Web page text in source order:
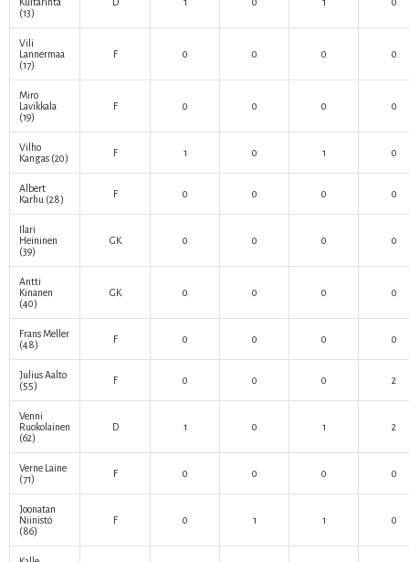
(13)
Vili
Lannermaa
(17)
F 0 0 0 0
Miro
Lavikkala
(19)
F 0 0 0 0
Vilho
Kangas (20) F 1 0 1 0
Albert
Karhu (28) F 0 0 0 0
Ilari
Heininen
(39)
GK 0 0 0 0
Antti
Kinanen
(40)
GK 0 0 0 0
Frans Meller
(48)
F 0 0 0 0
Julius Aalto
(55)
F 0 0 0 2
Venni
Ruokolainen
(62)
D 1 0 1 2
Verne Laine
(71)
F 0 0 0 0
Joonatan
Niinistö
(86)
F 0 1 1 0